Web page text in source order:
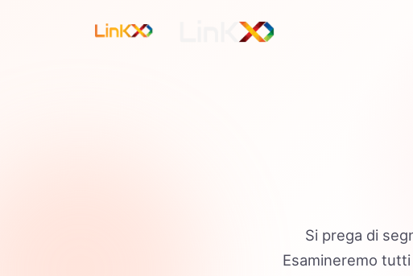
Si prega di
Esamineremo